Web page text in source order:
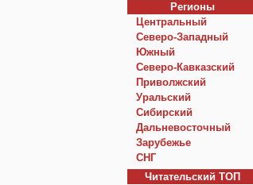
Регионы
Центральный
Северо-Западный
Южный
Северо-Кавказский
Приволжский
Уральский
Сибирский
Дальневосточный
Зарубежье
СНГ
Читательский TOП